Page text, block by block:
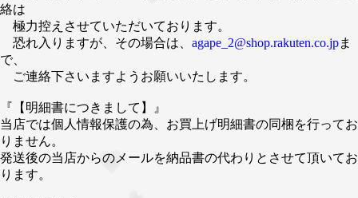
絡は
極力控えさせていただいております。
恐れ入りますが、その場合は、 agape_2@shop.rakuten.co.jpま
で、
ご連絡下さいますようお願いいたします。
『【明細書につきまして】』
当店では個人情報保護の為、お買上げ明細書の同梱を行ってお
りません。
発送後の当店からのメールを納品書の代わりとさせて頂いてお
ります。